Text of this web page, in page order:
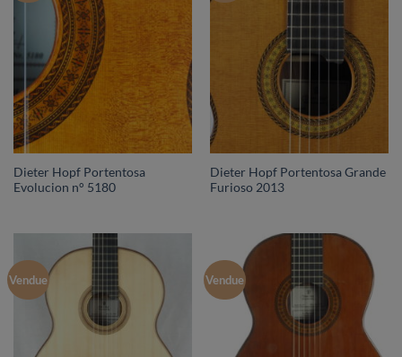
Dieter Hopf Portentosa
Evolucion n° 5180
Dieter Hopf Portentosa Grande
Furioso 2013
Vendue Vendue